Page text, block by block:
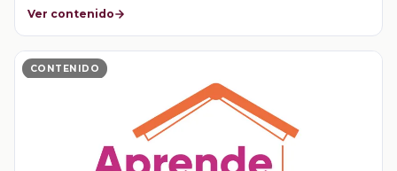
Ver contenido
CONTENIDO